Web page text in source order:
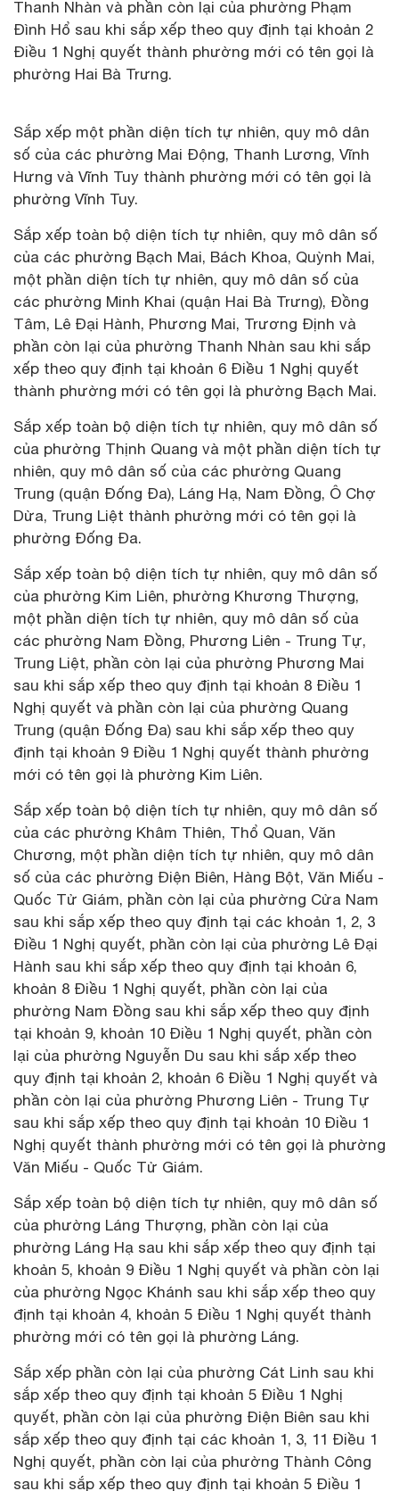
Thanh Nhàn và phần còn lại của phường Phạm
Đình Hổ sau khi sắp xếp theo quy định tại khoản 2
Điều 1 Nghị quyết thành phường mới có tên gọi là
phường Hai Bà Trưng.
Sắp xếp một phần diện tích tự nhiên, quy mô dân
số của các phường Mai Động, Thanh Lương, Vĩnh
Hưng và Vĩnh Tuy thành phường mới có tên gọi là
phường Vĩnh Tuy.
Sắp xếp toàn bộ diện tích tự nhiên, quy mô dân số
của các phường Bạch Mai, Bách Khoa, Quỳnh Mai,
một phần diện tích tự nhiên, quy mô dân số của
các phường Minh Khai (quận Hai Bà Trưng), Đồng
Tâm, Lê Đại Hành, Phương Mai, Trương Định và
phần còn lại của phường Thanh Nhàn sau khi sắp
xếp theo quy định tại khoản 6 Điều 1 Nghị quyết
thành phường mới có tên gọi là phường Bạch Mai.
Sắp xếp toàn bộ diện tích tự nhiên, quy mô dân số
của phường Thịnh Quang và một phần diện tích tự
nhiên, quy mô dân số của các phường Quang
Trung (quận Đống Đa), Láng Hạ, Nam Đồng, Ô Chợ
Dừa, Trung Liệt thành phường mới có tên gọi là
phường Đống Đa.
Sắp xếp toàn bộ diện tích tự nhiên, quy mô dân số
của phường Kim Liên, phường Khương Thượng,
một phần diện tích tự nhiên, quy mô dân số của
các phường Nam Đồng, Phương Liên - Trung Tự,
Trung Liệt, phần còn lại của phường Phương Mai
sau khi sắp xếp theo quy định tại khoản 8 Điều 1
Nghị quyết và phần còn lại của phường Quang
Trung (quận Đống Đa) sau khi sắp xếp theo quy
định tại khoản 9 Điều 1 Nghị quyết thành phường
mới có tên gọi là phường Kim Liên.
Sắp xếp toàn bộ diện tích tự nhiên, quy mô dân số
của các phường Khâm Thiên, Thổ Quan, Văn
Chương, một phần diện tích tự nhiên, quy mô dân
số của các phường Điện Biên, Hàng Bột, Văn Miếu -
Quốc Tử Giám, phần còn lại của phường Cửa Nam
sau khi sắp xếp theo quy định tại các khoản 1, 2, 3
Điều 1 Nghị quyết, phần còn lại của phường Lê Đại
Hành sau khi sắp xếp theo quy định tại khoản 6,
khoản 8 Điều 1 Nghị quyết, phần còn lại của
phường Nam Đồng sau khi sắp xếp theo quy định
tại khoản 9, khoản 10 Điều 1 Nghị quyết, phần còn
lại của phường Nguyễn Du sau khi sắp xếp theo
quy định tại khoản 2, khoản 6 Điều 1 Nghị quyết và
phần còn lại của phường Phương Liên - Trung Tự
sau khi sắp xếp theo quy định tại khoản 10 Điều 1
Nghị quyết thành phường mới có tên gọi là phường
Văn Miếu - Quốc Tử Giám.
Sắp xếp toàn bộ diện tích tự nhiên, quy mô dân số
của phường Láng Thượng, phần còn lại của
phường Láng Hạ sau khi sắp xếp theo quy định tại
khoản 5, khoản 9 Điều 1 Nghị quyết và phần còn lại
của phường Ngọc Khánh sau khi sắp xếp theo quy
định tại khoản 4, khoản 5 Điều 1 Nghị quyết thành
phường mới có tên gọi là phường Láng.
Sắp xếp phần còn lại của phường Cát Linh sau khi
sắp xếp theo quy định tại khoản 5 Điều 1 Nghị
quyết, phần còn lại của phường Điện Biên sau khi
sắp xếp theo quy định tại các khoản 1, 3, 11 Điều 1
Nghị quyết, phần còn lại của phường Thành Công
sau khi sắp xếp theo quy định tại khoản 5 Điều 1